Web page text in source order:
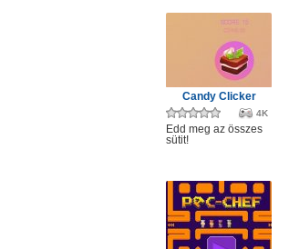
Candy Clicker
4K
Edd meg az összes
sütit!